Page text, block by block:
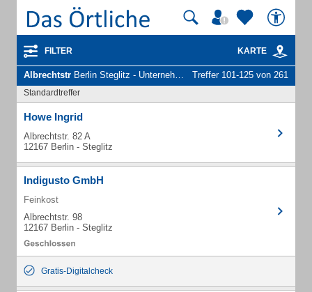
FILTER KARTE
Albrechtstr Berlin Steglitz - Unternehmen und Personen Treffer 101-125 von 261
Standardtreffer
Howe Ingrid
Albrechtstr. 82 A
12167 Berlin - Steglitz
Indigusto GmbH
Feinkost
Albrechtstr. 98
12167 Berlin - Steglitz
Gratis-Digitalcheck